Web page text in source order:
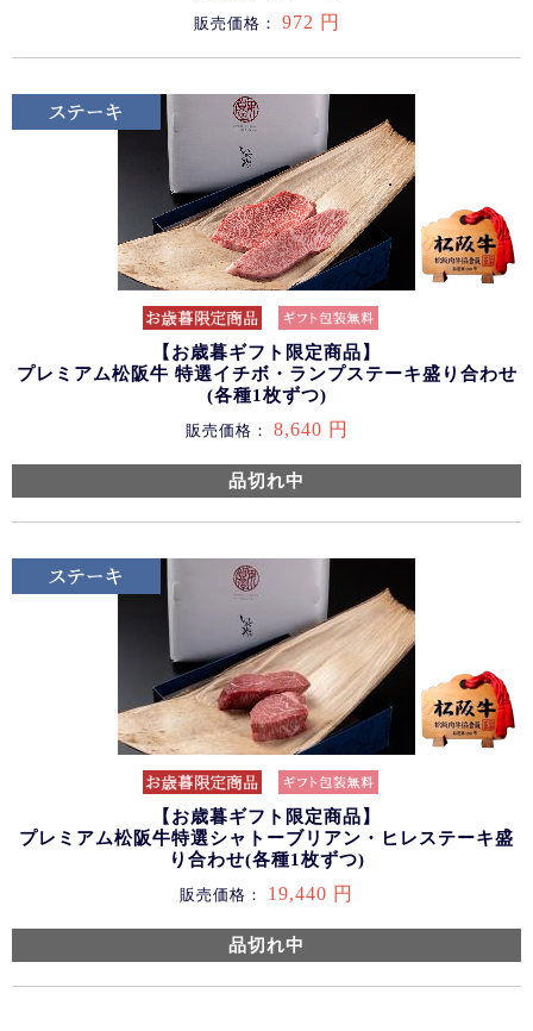
販売価格： 972 円
【お歳暮ギフト限定商品】
プレミアム松阪牛 特選イチボ・ランプステーキ盛り合わせ
(各種1枚ずつ)
販売価格： 8,640 円
品切れ中
【お歳暮ギフト限定商品】
プレミアム松阪牛特選シャトーブリアン・ヒレステーキ盛
り合わせ(各種1枚ずつ)
販売価格： 19,440 円
品切れ中